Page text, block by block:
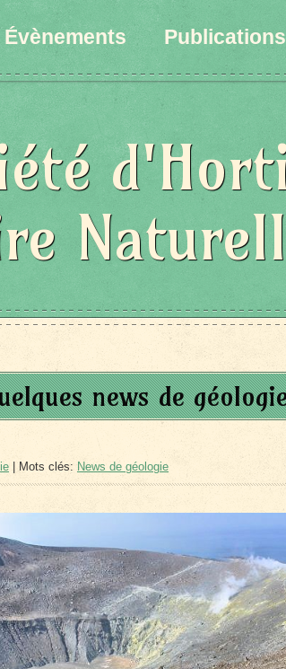
Évènements Publications
news de
| Mots clés: News de géologie